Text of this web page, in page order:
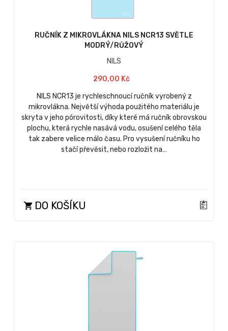
RUČNÍK Z MIKROVLÁKNA NILS NCR13 SVĚTLE
MODRÝ/RŮŽOVÝ
NILS
290,00 Kč
NILS NCR13 je rychleschnoucí ručník vyrobený z
mikrovlákna. Největší výhoda použitého materiálu je
skryta v jeho pórovitosti, díky které má ručník obrovskou
plochu, která rychle nasává vodu, osušení celého těla
tak zabere velice málo času. Pro vysušení ručníku ho
stačí převěsit, nebo rozložit na…
DO KOŠÍKU